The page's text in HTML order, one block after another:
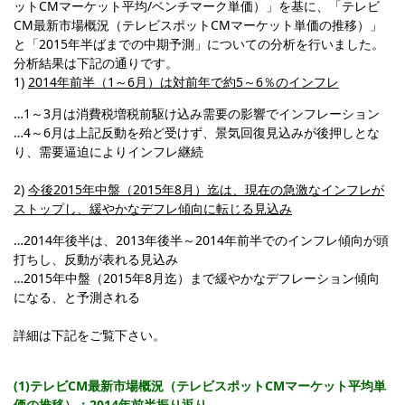
ットCMマーケット平均/ベンチマーク単価）」を基に、「テレビ
CM最新市場概況（テレビスポットCMマーケット単価の推移）」
と「2015年半ばまでの中期予測」についての分析を行いました。
分析結果は下記の通りです。
1) 2014年前半（1～6月）は対前年で約5～6％のインフレ
…1～3月は消費税増税前駆け込み需要の影響でインフレーション
…4～6月は上記反動を殆ど受けず、景気回復見込みが後押しとな
り、需要逼迫によりインフレ継続
2) 今後2015年中盤（2015年8月）迄は、現在の急激なインフレが
ストップし、緩やかなデフレ傾向に転じる見込み
…2014年後半は、2013年後半～2014年前半でのインフレ傾向が頭
打ちし、反動が表れる見込み
…2015年中盤（2015年8月迄）まで緩やかなデフレーション傾向
になる、と予測される
詳細は下記をご覧下さい。
(1)テレビCM最新市場概況（テレビスポットCMマーケット平均単